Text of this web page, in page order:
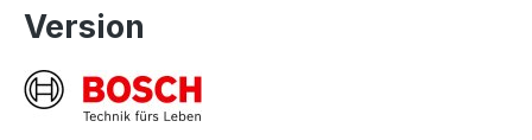
Version